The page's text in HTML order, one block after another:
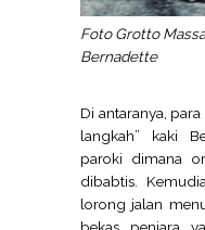
Foto Grotto
Bernadette
Di antaranya,
langkah” kaki
paroki dimana
dibabtis.
lorong jalan